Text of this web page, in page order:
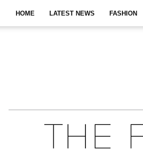
HOME LATEST NEWS FASHION